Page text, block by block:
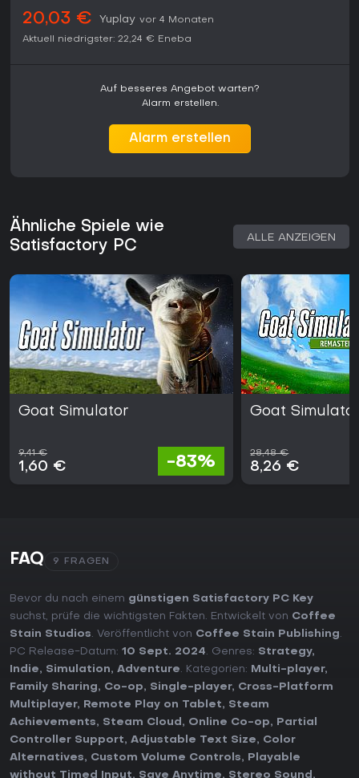
20,03 € Yuplay vor 4 Monaten
Aktuell niedrigster: 22,24 € Eneba
Auf besseres Angebot warten?
Alarm erstellen.
Alarm erstellen
Ähnliche Spiele wie
Satisfactory PC
ALLE ANZEIGEN
Goat Simulator
9,41 €
1,60 € -83%
Goat
28,48 €
8,26 €
FAQ 9 FRAGEN
Bevor du nach einem günstigen Satisfactory PC Key
suchst, prüfe die wichtigsten Fakten. Entwickelt von Coffee
Stain Studios. Veröffentlicht von Coffee Stain Publishing.
PC Release-Datum: 10 Sept. 2024. Genres: Strategy,
Indie, Simulation, Adventure. Kategorien: Multi-player,
Family Sharing, Co-op, Single-player, Cross-Platform
Multiplayer, Remote Play on Tablet, Steam
Achievements, Steam Cloud , Online Co-op,
Partial
Controller Support, Adjustable Text Size, Color
Alternatives, Custom Volume Controls,
Playable
without Timed Input, Save Anytime, Stereo Sound ,